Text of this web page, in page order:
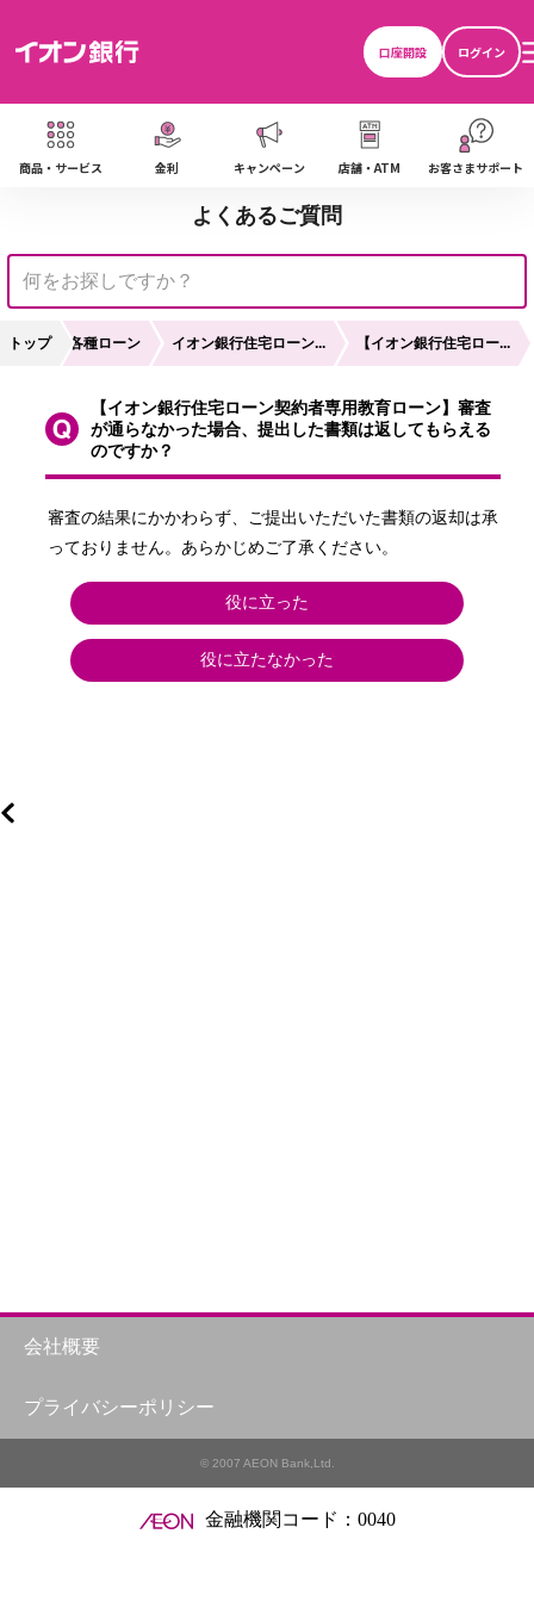
口座開設
ログイン
商品・サービス 金利 キャンペーン 店舗・ATM お客さまサポート
よくあるご質問
トップ 各種ローン イオン銀行住宅ローン... 【イオン銀行住宅ロー...
【イオン銀行住宅ローン契約者専用教育ローン】審査
が通らなかった場合、提出した書類は返してもらえる
のですか？
審査の結果にかかわらず、ご提出いただいた書類の返却は承
っておりません。あらかじめご了承ください。
役に立った
役に立たなかった
会社概要
プライバシーポリシー
© 2007 AEON Bank,Ltd.
金融機関コード：0040